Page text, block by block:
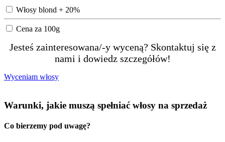
Włosy blond + 20%
Cena za 100g
Jesteś zainteresowana/-y wyceną? Skontaktuj się z
nami i dowiedz szczegółów!
Wyceniam włosy
Warunki, jakie muszą spełniać włosy na sprzedaż
Co bierzemy pod uwagę?